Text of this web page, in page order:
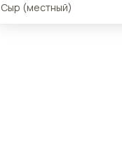
Сыр (местный)